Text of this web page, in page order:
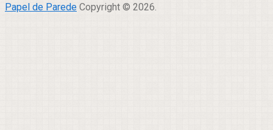
Papel de Parede Copyright © 2026.